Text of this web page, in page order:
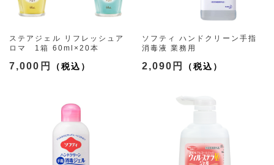
ステアジェル リフレッシュア
ロマ 1箱 60ml×20本
7,000円
ソフティ ハンドクリーン手指
消毒液 業務用
2,090円